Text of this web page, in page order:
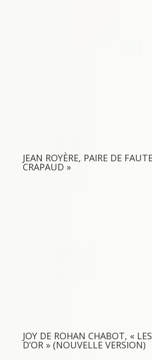
JEAN ROYÈRE, PAIRE DE
CRAPAUD »
JOY DE ROHAN CHABOT, «
D’OR » (NOUVELLE VERSION)